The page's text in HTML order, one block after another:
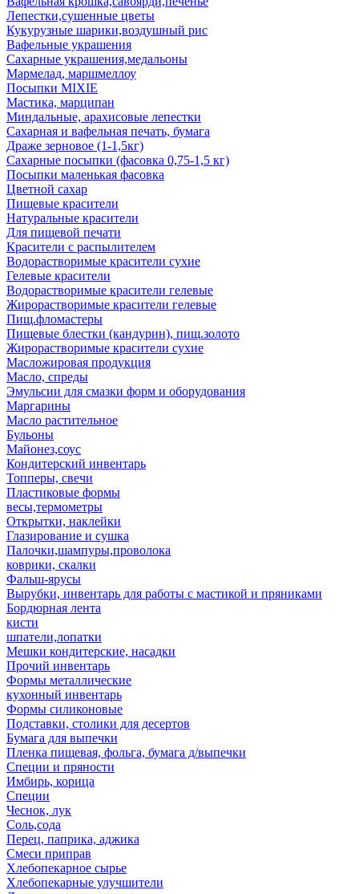
Лепестки,сушенные цветы
Кукурузные шарики,воздушный рис
Вафельные украшения
Сахарные украшения,медальоны
Мармелад, маршмеллоу
Посыпки MIXIE
Мастика, марципан
Миндальные, арахисовые лепестки
Сахарная и вафельная печать, бумага
Драже зерновое (1-1,5кг)
Сахарные посыпки (фасовка 0,75-1,5 кг)
Посыпки маленькая фасовка
Цветной сахар
Пищевые красители
Натуральные красители
Для пищевой печати
Красители с распылителем
Водорастворимые красители сухие
Гелевые красители
Водорастворимые красители гелевые
Жирорастворимые красители гелевые
Пищ.фломастеры
Пищевые блестки (кандурин), пищ.золото
Жирорастворимые красители сухие
Масложировая продукция
Масло, спреды
Эмульсии для смазки форм и оборудования
Маргарины
Масло растительное
Бульоны
Майонез,соус
Кондитерский инвентарь
Топперы, свечи
Пластиковые формы
весы,термометры
Открытки, наклейки
Глазирование и сушка
Палочки,шампуры,проволока
коврики, скалки
Фальш-ярусы
Вырубки, инвентарь для работы с мастикой и пряниками
Бордюрная лента
кисти
шпатели,лопатки
Мешки кондитерские, насадки
Прочий инвентарь
Формы металлические
кухонный инвентарь
Формы силиконовые
Подставки, столики для десертов
Бумага для выпечки
Пленка пищевая, фольга, бумага д/выпечки
Специи и пряности
Имбирь, корица
Специи
Чеснок, лук
Соль,сода
Перец, паприка, аджика
Смеси приправ
Хлебопекарное сырье
Хлебопекарные улучшители